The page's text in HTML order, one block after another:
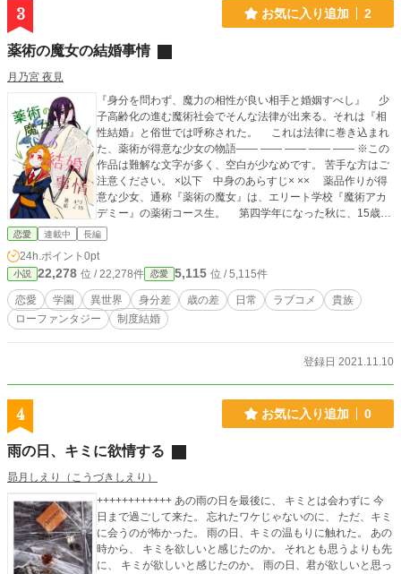
3 お気に入り追加 2
薬術の魔女の結婚事情
月乃宮 夜見
『身分を問わず、魔力の相性が良い相手と婚姻すべし』 少
子高齢化の進む魔術社会でそんな法律が出来る。それは『相
性結婚』と俗世では呼称された。 これは法律に巻き込まれ
た、薬術が得意な少女の物語—— —— —— —— —— ※この
作品は難解な文字が多く、空白が少なめです。 苦手な方はご
注意ください。 ×以下 中身のあらすじ× ×× 薬品作りが得
意な少女、通称『薬術の魔女』は、エリート学校『魔術アカ
デミー』の薬術コース生。 第四学年になった秋に、15歳に
なると検討が始まる『相性結婚』の通知が届き、宮廷で魔術
会ったその日に、向こうは「鞍替えしても良い」「制度は虫
よけ程度にしか使うつもりがない」と言い、あまり乗り気じ
ゃない上に、なんだかただの宮廷魔術師でもないっぽい。
他にも途中で転入してきた3人もなんだか変なやつばっかり。
こんな感じだし、制度撤廃されそうだし。アカデミーを卒
の魔女と呼ばれる薬以外にほとんど興味のない(無自覚)少女
(その後の色々やってる(意味深)話も一応執筆中(https://privatte
r.net/u/sinojijou)※一部作品はログインしていないと読めませ
うしたら良いかもよ』等のアドバイスも可)が欲しい。
恋愛 連載中 長編
24h.ポイント 0pt
小説 22,278 位 / 22,278件 恋愛 5,115 位 / 5,115件
恋愛 学園 異世界 身分差 歳の差 日常 ラブコメ
貴族
ローファンタジー
制度結婚
登録日 2021.11.10
4 お気に入り追加 0
雨の日、キミに欲情する
昴月しえり（こうづきしえり）
++++++++++++ あの雨の日を最後に、 キミとは会わずに 今
日まで過ごして来た。 忘れたワケじゃないのに、 ただ、キミ
に会うのが怖かった。 雨の日、キミの温もりに触れた。 あの
時から、 キミを欲しいと感じたのか。 それとも思うよりも先
に、 キミが欲しいと感じたのか。 雨の日、君が欲しいと思っ